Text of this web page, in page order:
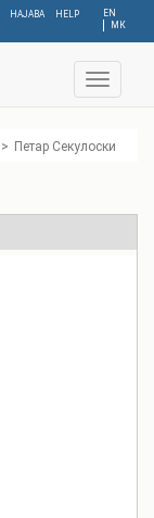
EN
МК
НАЈАВА HELP
Toggle
> Петар Секулоски